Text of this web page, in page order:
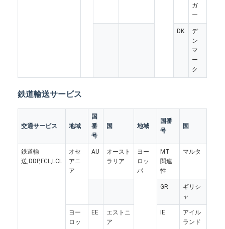
倉庫サービス
ガ
ー
DK
デ
ン
マ
ー
ク
鉄道輸送サービス
交通サービス 地域
国
番
号
国 地域
国番
号
国
鉄道輸
送,DDP,FCL,LCL
オセ
アニ
ア
AU
オースト
ラリア
ヨー
ロッ
パ
MT
関連
性
マルタ
GR
ギリシ
ャ
ヨー
ロッ
EE
エストニ
ア
IE
アイル
ランド